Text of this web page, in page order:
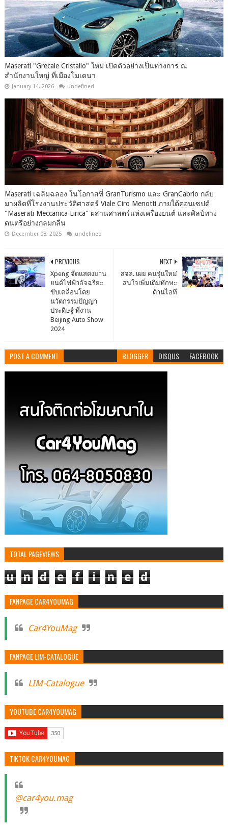
Maserati "Grecale Cristallo" ใหม่ เปิดตัวอย่างเป็นทางการ ณ
สำนักงานใหญ่ ที่เมืองโมเดนา
January 14, 2026 undefined
Maserati เฉลิมฉลอง ในโอกาสที่ GranTurismo และ GranCabrio กลับ
มาผลิตที่โรงงานประวัติศาสตร์ Viale Ciro Menotti ภายใต้คอนเซปต์
"Maserati Meccanica Lirica" ผสานศาสตร์แห่งเครื่องยนต์ และศิลป์ทาง
ดนตรีอย่างกลมกลืน
December 08, 2025 undefined
NEXT
สจล. เผย คนรุ่นใหม่
สนใจเพิ่มเติมทักษะ
ด้านไอที
PREVIOUS
Xpeng จัดแสดงยาน
ยนต์ไฟฟ้าอัจฉริยะ
ขับเคลื่อนโดย
นวัตกรรมปัญญา
ประดิษฐ์ ที่งาน
Beijing Auto Show
2024
POST A COMMENT BLOGGER DISQUS FACEBOOK
TOTAL PAGEVIEWS
u n d e f i n e d
FANPAGE CAR4YOUMAG
Car4YouMag
FANPAGE LIM-CATALOGUE
LIM-Catalogue
YOUTUBE CAR4YOUMAG
TIKTOK CAR4YOUMAG
@car4you.mag